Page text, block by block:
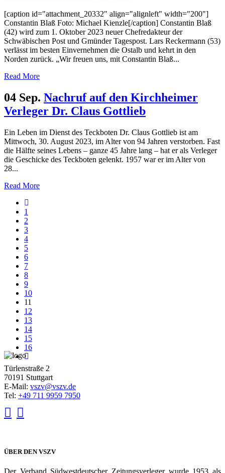
[caption id="attachment_20332" align="alignleft" width="200"]
Constantin Blaß Foto: Michael Kienzle[/caption] Constantin Blaß
(42) wird zum 1. Oktober 2023 neuer Chefredakteur der
Schwäbischen Post und Gmünder Tagespost. Lars Reckermann (53)
verlässt im besten Einvernehmen die Ostalb und kehrt in den
Norden zurück. „Wir freuen uns, mit Constantin Blaß...
Read More
04 Sep. Nachruf auf den Kirchheimer
Verleger Dr. Claus Gottlieb
Ein Leben im Dienst des Teckboten Dr. Claus Gottlieb ist am
Mittwoch, 30. August 2023, im Alter von 94 Jahren verstorben. Fast
die Hälfte seines Lebens – ganze 45 Jahre lang – hat er als Verleger
die Geschicke des Teckboten gelenkt. 1957 war er im Alter von
28...
Read More
1
2
3
4
5
6
7
8
9
10
11
12
13
14
15
16
Türlenstraße 2
70191 Stuttgart
E-Mail: vszv@vszv.de
Tel: +49 711 9959 7950
ÜBER DEN VSZV